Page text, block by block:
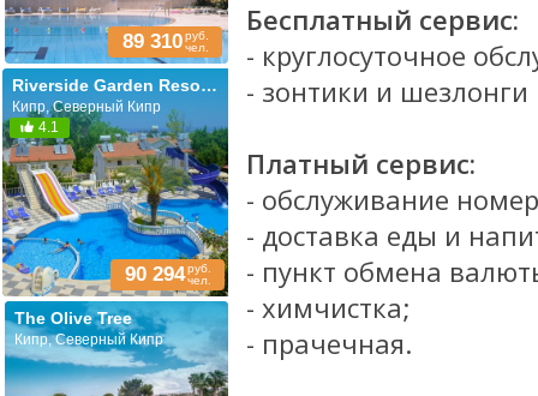
89 310руб.
чел.
Riverside Garden Resort (ex. Riverside Holiday Village)
Кипр, Северный Кипр
4.1
90 294руб.
чел.
The Olive Tree
Кипр, Северный Кипр
Бесплатный сервис:
- круглосуточное
- зонтики и шезлонги
Платный сервис:
- обслуживание
- доставка еды и
- пункт обмена
- химчистка;
- прачечная.